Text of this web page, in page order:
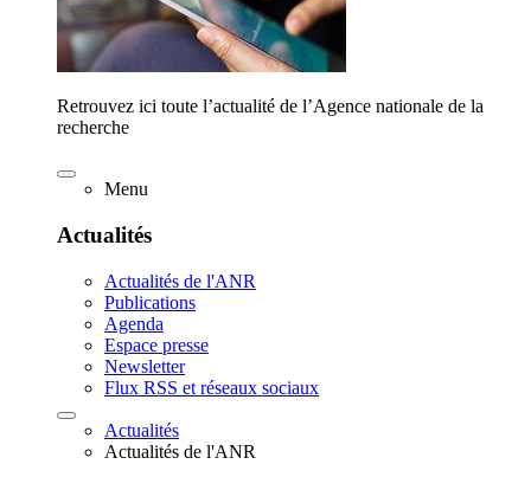
Retrouvez ici toute l’actualité de l’Agence nationale de la
recherche
Menu
Actualités
Actualités de l'ANR
Publications
Agenda
Espace presse
Newsletter
Flux RSS et réseaux sociaux
Actualités
Actualités de l'ANR